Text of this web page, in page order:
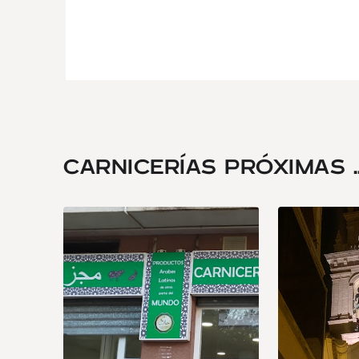
CARNICERÍAS PRÓXIMAS